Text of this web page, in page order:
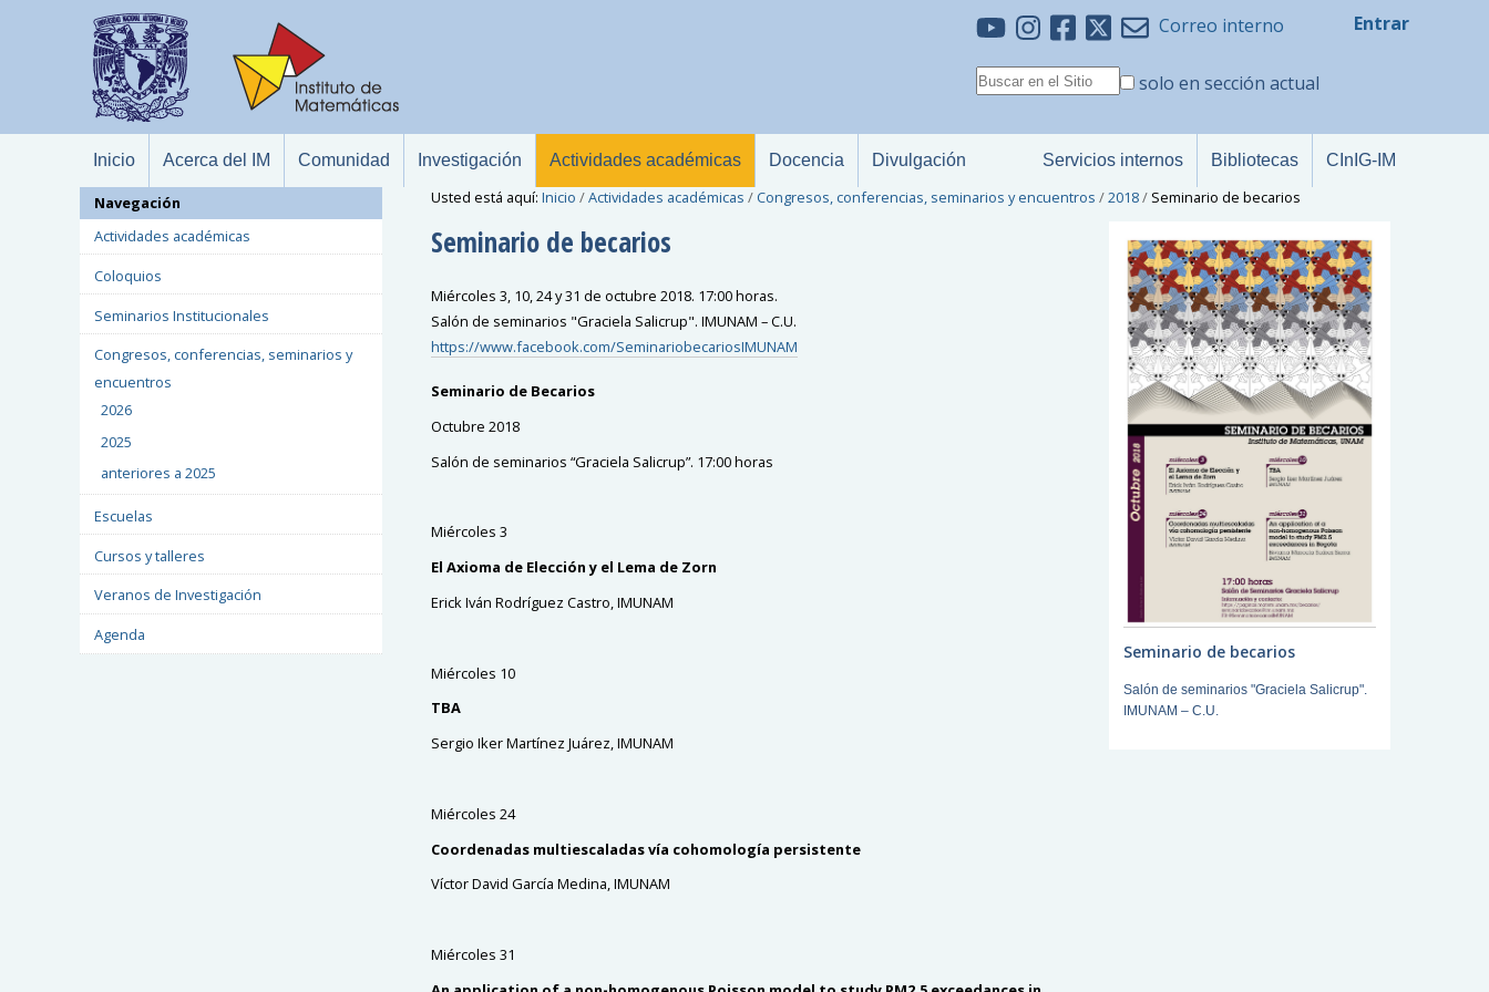
Correo interno
solo en sección actual
Entrar
Inicio Acerca del IM Comunidad Investigación Actividades académicas Docencia Divulgación Servicios internos Bibliotecas CInIG-IM
Usted está aquí: Inicio /Actividades académicas / Congresos, conferencias, seminarios y encuentros /2018/ Seminario de becarios
Seminario de becarios
Miércoles 3, 10, 24 y 31 de octubre 2018. 17:00 horas.
Salón de seminarios "Graciela Salicrup". IMUNAM – C.U.
https://www.facebook.com/SeminariobecariosIMUNAM
Seminario de Becarios
Octubre 2018
Salón de seminarios “Graciela Salicrup”. 17:00 horas
Miércoles 3
El Axioma de Elección y el Lema de Zorn
Erick Iván Rodríguez Castro, IMUNAM
Miércoles 10
TBA
Sergio Iker Martínez Juárez, IMUNAM
Miércoles 24
Coordenadas multiescaladas vía cohomología persistente
Víctor David García Medina, IMUNAM
Miércoles 31
Seminario de becarios
Salón de seminarios "Graciela Salicrup".
IMUNAM – C.U.
Navegación
Actividades académicas
Coloquios
Seminarios Institucionales
Congresos, conferencias, seminarios y
encuentros
2026
2025
anteriores a 2025
Escuelas
Cursos y talleres
Veranos de Investigación
Agenda